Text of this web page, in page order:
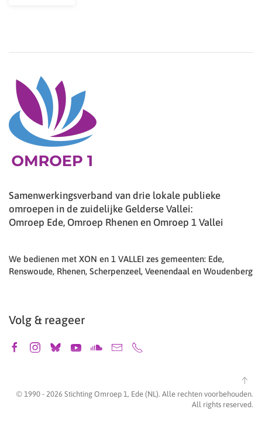
Samenwerkingsverband van drie lokale publieke
omroepen in de zuidelijke Gelderse Vallei:
Omroep Ede, Omroep Rhenen en Omroep 1 Vallei
We bedienen met XON en 1 VALLEI zes gemeenten: Ede,
Renswoude, Rhenen, Scherpenzeel, Veenendaal en Woudenberg
Volg & reageer
© 1990 - 2026 Stichting Omroep 1, Ede (NL). Alle rechten voorbehouden.
All rights reserved.